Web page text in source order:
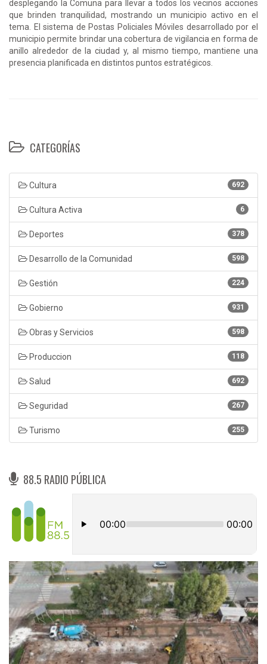
desplegando la Comuna para llevar a todos los vecinos acciones
que brinden tranquilidad, mostrando un municipio activo en el
tema. El sistema de Postas Policiales Móviles desarrollado por el
municipio permite brindar una cobertura de vigilancia en forma de
anillo alrededor de la ciudad y, al mismo tiempo, mantiene una
presencia planificada en distintos puntos estratégicos.
CATEGORÍAS
692
Cultura
6
Cultura Activa
378
Deportes
598
Desarrollo de la Comunidad
224
Gestión
931
Gobierno
598
Obras y Servicios
118
Produccion
692
Salud
267
Seguridad
255
Turismo
88.5 RADIO PÚBLICA